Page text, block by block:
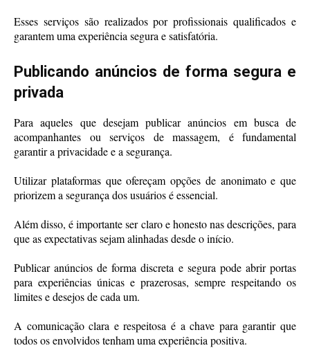
Esses serviços são realizados por profissionais qualificados e
garantem uma experiência segura e satisfatória.
Publicando anúncios de forma segura e
privada
Para aqueles que desejam publicar anúncios em busca de
acompanhantes ou serviços de massagem, é fundamental
garantir a privacidade e a segurança.
Utilizar plataformas que ofereçam opções de anonimato e que
priorizem a segurança dos usuários é essencial.
Além disso, é importante ser claro e honesto nas descrições, para
que as expectativas sejam alinhadas desde o início.
Publicar anúncios de forma discreta e segura pode abrir portas
para experiências únicas e prazerosas, sempre respeitando os
limites e desejos de cada um.
A comunicação clara e respeitosa é a chave para garantir que
todos os envolvidos tenham uma experiência positiva.